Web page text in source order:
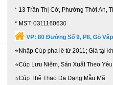
* 13 Trần Thị Cờ, Phường Thới An,
* MST: 0311160630
VP: 80 Đường Số 9, P8, Gò
⭐Nhập Cúp pha lê từ 2011; Giá tại
⭐Cúp Lưu Niệm, Sản Xuất Theo
⭐Cúp Thể Thao Da Dạng Mẫu Mã